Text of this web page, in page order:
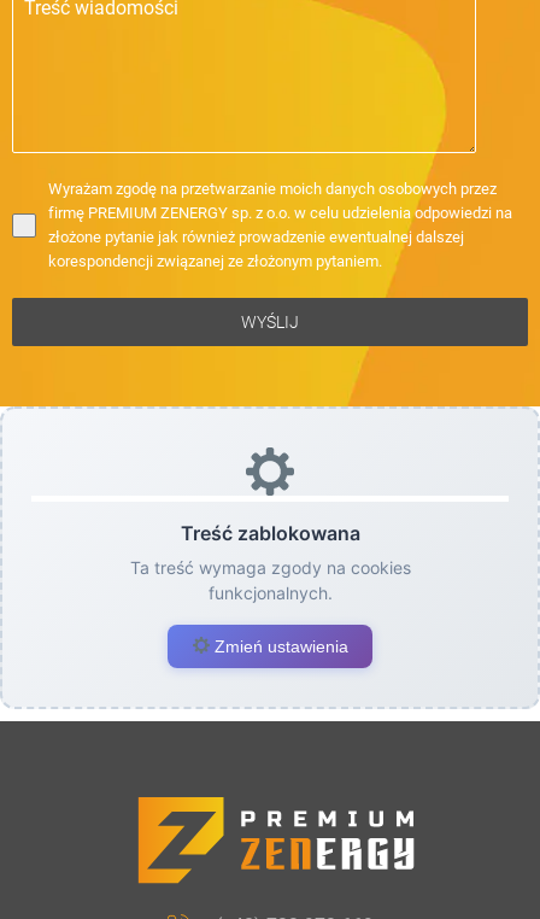
Wyrażam zgodę na przetwarzanie moich danych osobowych przez
firmę PREMIUM ZENERGY sp. z o.o. w celu udzielenia odpowiedzi na
złożone pytanie jak również prowadzenie ewentualnej dalszej
korespondencji związanej ze złożonym pytaniem.
WYŚLIJ
Treść zablokowana
Ta treść wymaga zgody na cookies
funkcjonalnych.
Zmień ustawienia